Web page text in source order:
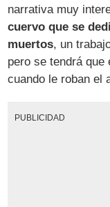
narrativa muy
cuervo que se
muertos, un
pero se tendrá que
cuando le roban el
PUBLICIDAD